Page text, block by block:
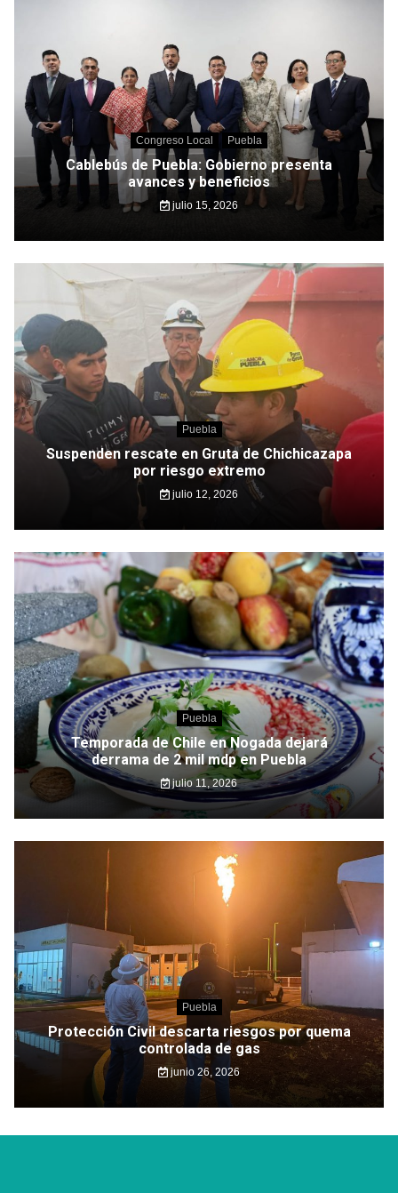
Congreso Local Puebla
Cablebús de Puebla: Gobierno presenta
avances y beneficios
julio 15, 2026
Puebla
Suspenden rescate en Gruta de Chichicazapa
por riesgo extremo
julio 12, 2026
Puebla
Temporada de Chile en Nogada dejará
derrama de 2 mil mdp en Puebla
julio 11, 2026
Puebla
Protección Civil descarta riesgos por quema
controlada de gas
junio 26, 2026